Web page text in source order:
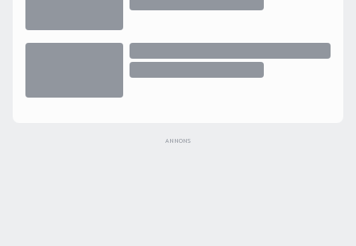
ANNONS